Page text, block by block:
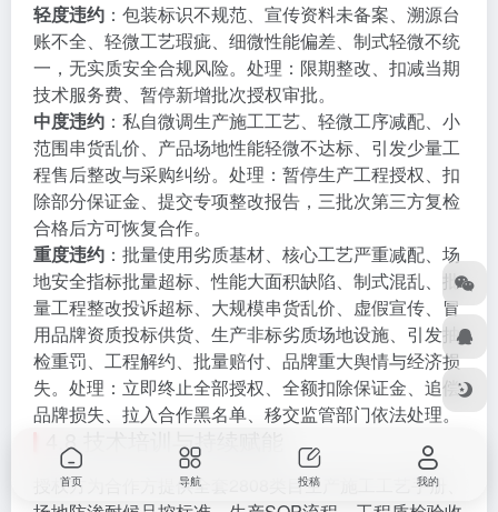
轻度违约 ：包装标识不规范、宣传资料未备案、溯源台
账不全、轻微工艺瑕疵、细微性能偏差、制式轻微不统
一，无实质安全合规风险。处理：限期整改、扣减当期
技术服务费、暂停新增批次授权审批。
中度违约 ：私自微调生产施工工艺、轻微工序减配、小
范围串货乱价、产品场地性能轻微不达标、引发少量工
程售后整改与采购纠纷。处理：暂停生产工程授权、扣
除部分保证金、提交专项整改报告，三批次第三方复检
合格后方可恢复合作。
重度违约 ：批量使用劣质基材、核心工艺严重减配、场
地安全指标批量超标、性能大面积缺陷、制式混乱、批
量工程整改投诉超标、大规模串货乱价、虚假宣传、冒
用品牌资质投标供货、生产非标劣质场地设施、引发抽
检重罚、工程解约、批量赔付、品牌重大舆情与经济损
失。处理：立即终止全部授权、全额扣除保证金、追偿
品牌损失、拉入合作黑名单、移交监管部门依法处理。
4.8 技术培训与持续赋能
授权方为合作方提供全套2808类目生产施工工艺手册、
首页 导航 投稿 我的